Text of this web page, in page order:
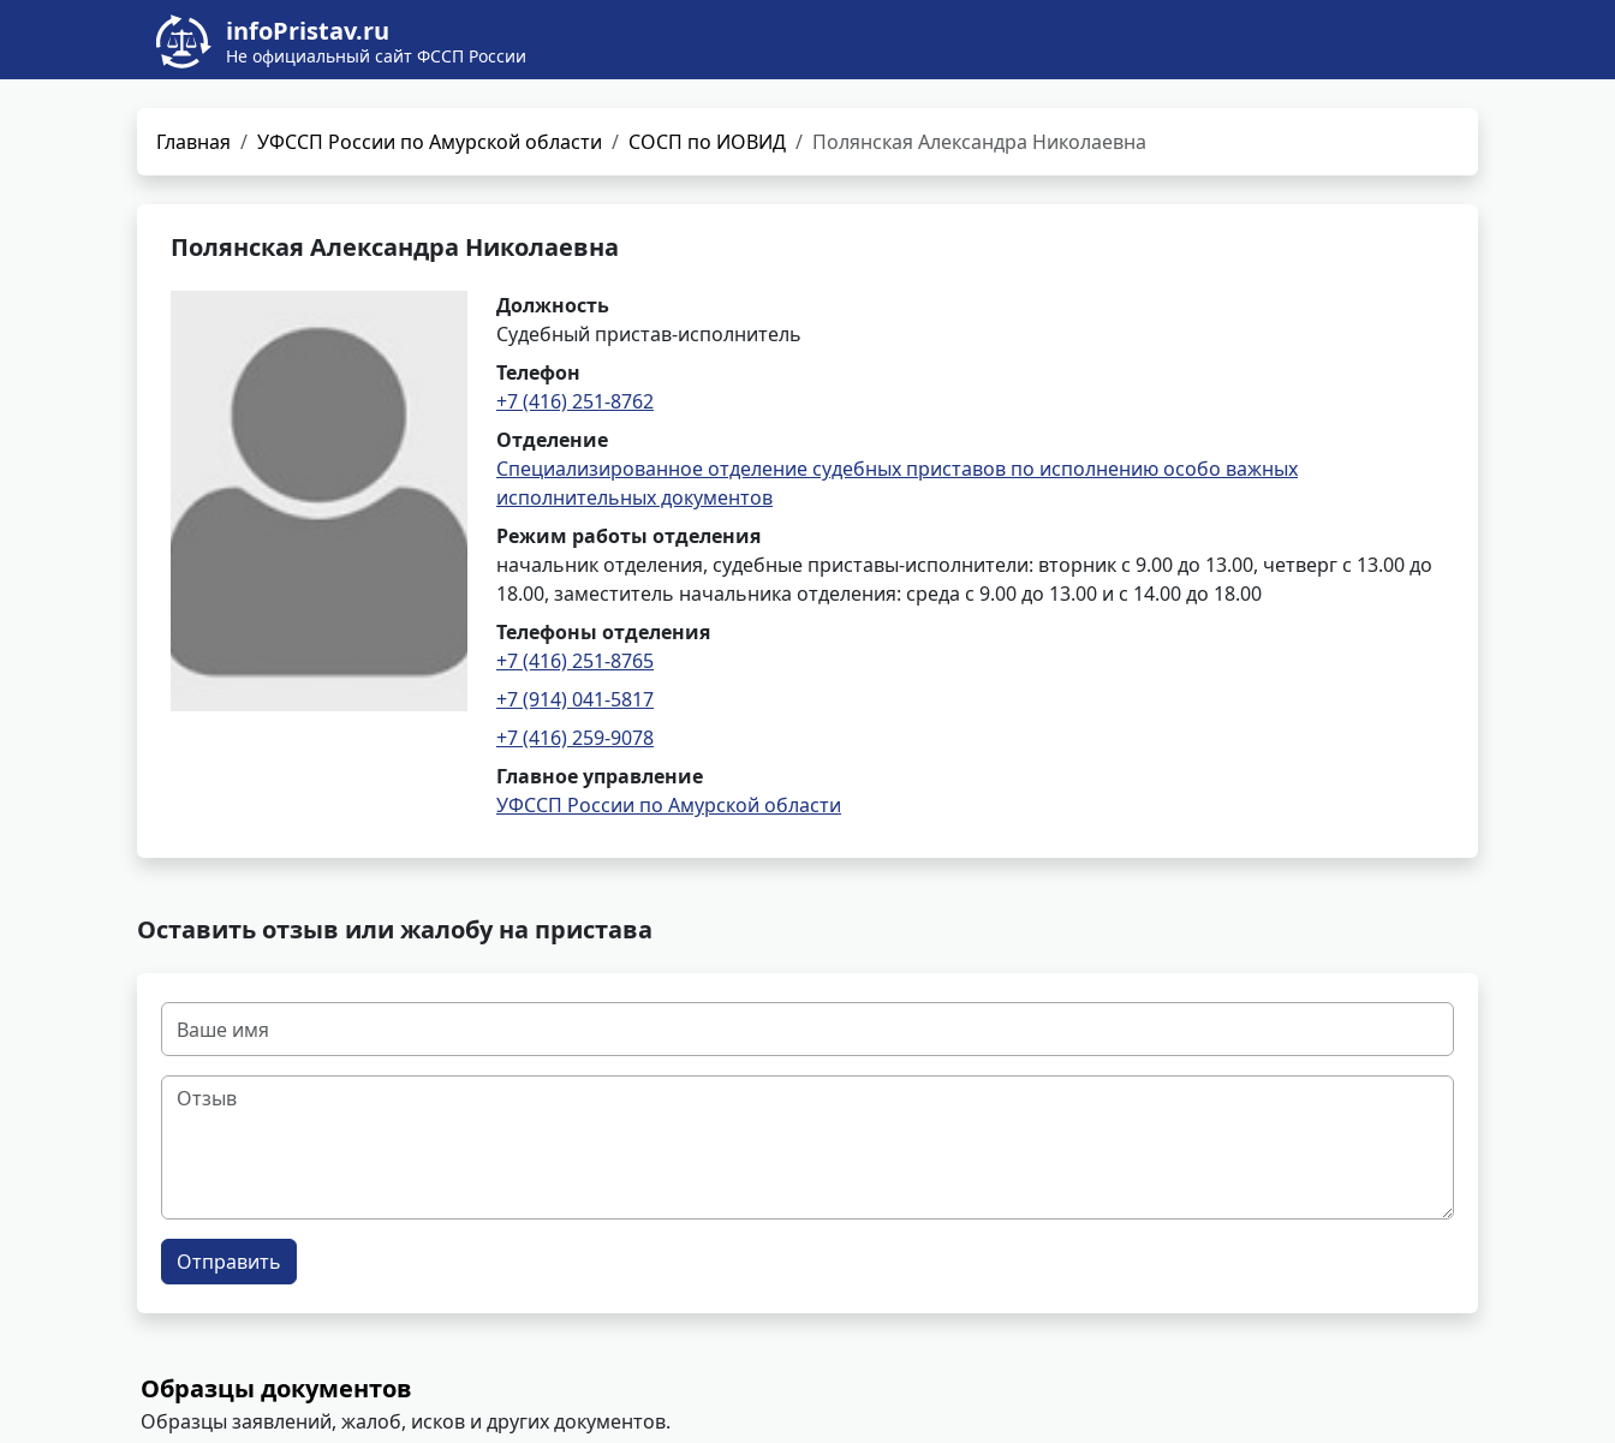
infoPristav.ru
Не официальный сайт ФССП России
Главная УФССП России по Амурской области СОСП по ИОВИД Полянская Александра Николаевна
Полянская Александра Николаевна
Должность
Судебный пристав-исполнитель
Телефон
+7 (416) 251-8762
Отделение
Специализированное отделение судебных приставов по исполнению особо важных
исполнительных документов
Режим работы отделения
начальник отделения, судебные приставы-исполнители: вторник с 9.00 до 13.00, четверг с 13.00 до
18.00, заместитель начальника отделения: среда с 9.00 до 13.00 и с 14.00 до 18.00
Телефоны отделения
+7 (416) 251-8765
+7 (914) 041-5817
+7 (416) 259-9078
Главное управление
УФССП России по Амурской области
Оставить отзыв или жалобу на пристава
Отправить
Образцы документов
Образцы заявлений, жалоб, исков и других документов.